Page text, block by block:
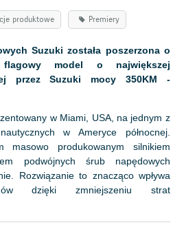
produktowe Premiery
Suzuki została poszerzona o
model o największej
przez Suzuki mocy 350KM -
w Miami, USA, na jednym z
w Ameryce północnej.
masowo produkowanym silnikiem
podwójnych śrub napędowych
Rozwiązanie to znacząco wpływa
dzięki zmniejszeniu strat